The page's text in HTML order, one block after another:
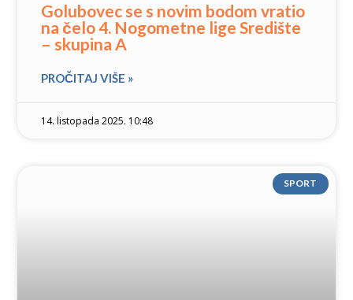
Golubovec se s novim bodom vratio
na čelo 4. Nogometne lige Središte
– skupina A
PROČITAJ VIŠE »
14. listopada 2025. 10:48
SPORT